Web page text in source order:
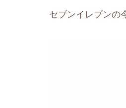
セブンイレブンの